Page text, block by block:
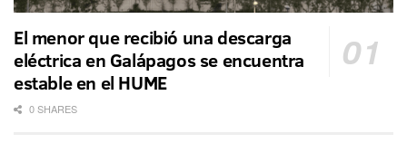
El menor que recibió una descarga
eléctrica en Galápagos se encuentra
estable en el HUME
0 SHARES